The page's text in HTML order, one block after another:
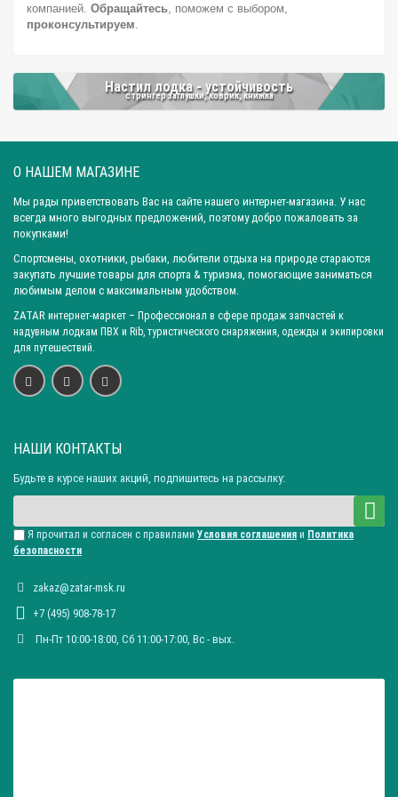
Город: Новосибирск
Город: Уфа
Город: Пермь
Город: Самара
Город: Ижевск
Город: Екатеринбург
Город: Нижний Новгород
Город: Воронеж
Город: Барнаул
Город: Тюмень
компанией. Обращайтесь, поможем с выбором,
проконсультируем.
Настил лодка - устойчивость
стрингер заглушки, коврик, книжка
О НАШЕМ МАГАЗИНЕ
Мы рады приветствовать Вас на сайте нашего интернет-магазина. У нас
всегда много выгодных предложений, поэтому добро пожаловать за
покупками!
Спортсмены, охотники, рыбаки, любители отдыха на природе стараются
закупать лучшие товары для спорта & туризма, помогающие заниматься
любимым делом с максимальным удобством.
ZATAR интернет-маркет – Профессионал в сфере продаж запчастей к
надувным лодкам ПВХ и Rib, туристического снаряжения, одежды и экипировки
для путешествий.
НАШИ КОНТАКТЫ
Будьте в курсе наших акций, подпишитесь на рассылку:
Я прочитал и согласен с правилами Условия соглашения и Политика
безопасности
zakaz@zatar-msk.ru
+7 (495) 908-78-17
Пн-Пт 10:00-18:00, Сб 11:00-17:00, Вc - вых.